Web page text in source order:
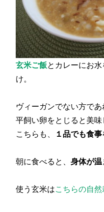
玄米ご飯とカレーにお
け。
ヴィーガンでない方であ
平飼い卵をとじると美味
こちらも、
１品でも食事
朝に食べると、身体が
使う玄米はこちらの自然